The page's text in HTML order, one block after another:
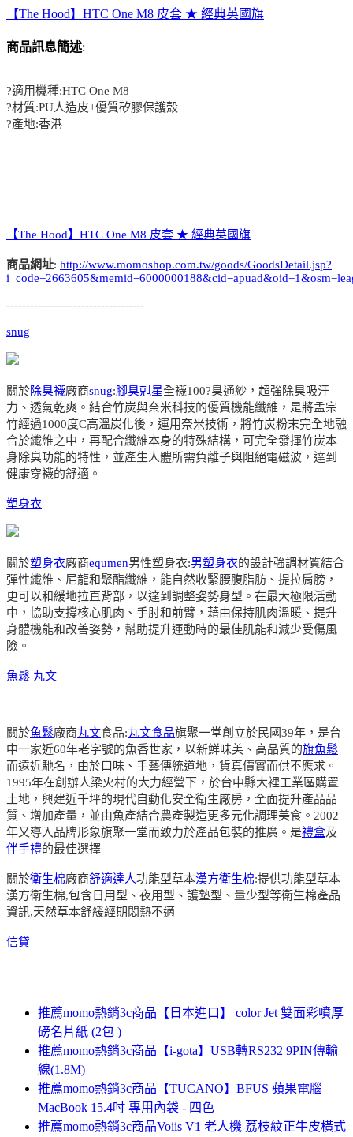
【The Hood】HTC One M8 皮套 ★ 經典英國旗
商品訊息簡述:
?適用機種:HTC One M8
?材質:PU人造皮+優質矽膠保護殼
?產地:香港
【The Hood】HTC One M8 皮套 ★ 經典英國旗
商品網址: http://www.momoshop.com.tw/goods/GoodsDetail.jsp?
-----------------------------------
snug
關於除臭襪廠商snug:腳臭剋星全襪100?臭通紗，超強除臭吸汗
力、透氣乾爽。結合竹炭與奈米科技的優質機能纖維，是將孟宗
竹經過1000度C高溫炭化後，運用奈米技術，將竹炭粉末完全地融
合於纖維之中，再配合纖維本身的特殊結構，可完全發揮竹炭本
身除臭功能的特性，並產生人體所需負離子與阻絕電磁波，達到
健康穿襪的舒適。
塑身衣
關於塑身衣廠商equmen男性塑身衣:男塑身衣的設計強調材質結合
彈性纖維、尼龍和聚酯纖維，能自然收緊腰腹脂肪、提拉肩膀，
更可以和緩地拉直背部，以達到調整姿勢身型。在最大極限活動
中，協助支撐核心肌肉、手肘和前臂，藉由保持肌肉溫暖、提升
身體機能和改善姿勢，幫助提升運動時的最佳肌能和減少受傷風
險。
魚鬆 丸文
關於魚鬆廠商丸文食品:丸文食品旗聚一堂創立於民國39年，是台
中一家近60年老字號的魚香世家，以新鮮味美、高品質的旗魚鬆
而遠近馳名，由於口味、手藝傳統道地，貨真價實而供不應求。
1995年在創辦人梁火村的大力經營下，於台中縣大裡工業區購置
土地，興建近千坪的現代自動化安全衛生廠房，全面提升產品品
質、增加產量，並由魚產結合農產製造更多元化調理美食。2002
年又導入品牌形象旗聚一堂而致力於產品包裝的推廣。是禮盒及
伴手禮的最佳選擇
關於衛生棉廠商舒適達人功能型草本漢方衛生棉:提供功能型草本
漢方衛生棉,包含日用型、夜用型、護墊型、量少型等衛生棉產品
資訊,天然草本舒緩經期悶熱不適
信貸
推薦momo熱銷3c商品【日本進口】 color Jet 雙面彩噴厚
磅名片紙 (2包 )
推薦momo熱銷3c商品【i-gota】USB轉RS232 9PIN傳輸
線(1.8M)
推薦momo熱銷3c商品【TUCANO】BFUS 蘋果電腦
MacBook 15.4吋 專用內袋 - 四色
推薦momo熱銷3c商品Voiis V1 老人機 荔枝紋正牛皮橫式